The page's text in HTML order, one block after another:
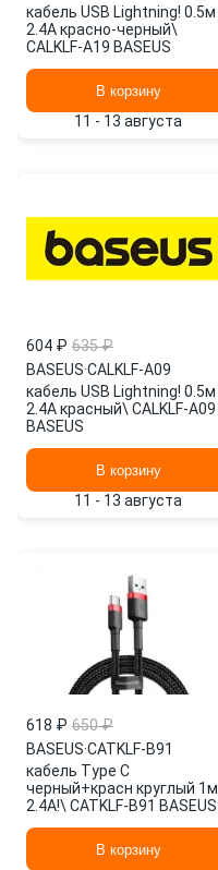
кабель USB Lightning! 0.5м
2.4A красно-черный\
CALKLF-A19 BASEUS
В корзину
11 - 13 августа
604 ₽ 635 ₽
BASEUS·CALKLF-A09
кабель USB Lightning! 0.5м
2.4A красный\ CALKLF-A09
BASEUS
В корзину
11 - 13 августа
618 ₽ 650 ₽
BASEUS·CATKLF-B91
кабель Type C
черный+красн круглый 1м
2.4А!\ CATKLF-B91 BASEUS
В корзину